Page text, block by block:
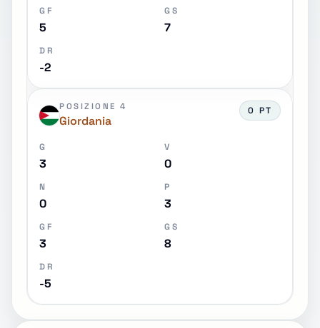
GF
5
GS
7
DR
-2
POSIZIONE 4
Giordania
0 PT
G
3
V
0
N
0
P
3
GF
3
GS
8
DR
-5